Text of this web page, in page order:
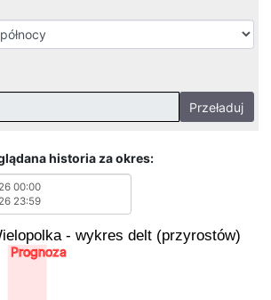
Przeładuj
1-30, Miesiące: 1 - 2
historia za okres:
00:00
23:59
Prognoza
- wykres delt (przyrostów)